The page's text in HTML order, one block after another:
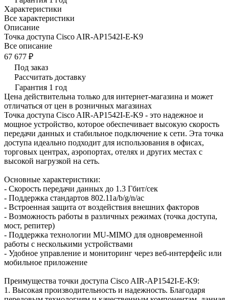
Характеристики
Все характеристики
Описание
Точка доступа Cisco AIR-AP1542I-E-K9
Все описание
67 677 ₽
Под заказ
Рассчитать доставку
Гарантия 1 год
Цена действительна только для интернет-магазина и может
отличаться от цен в розничных магазинах
Точка доступа Cisco AIR-AP1542I-E-K9 - это надежное и
мощное устройство, которое обеспечивает высокую скорость
передачи данных и стабильное подключение к сети. Эта точка
доступа идеально подходит для использования в офисах,
торговых центрах, аэропортах, отелях и других местах с
высокой нагрузкой на сеть.
Основные характеристики:
- Скорость передачи данных до 1.3 Гбит/сек
- Поддержка стандартов 802.11a/b/g/n/ac
- Встроенная защита от воздействия внешних факторов
- Возможность работы в различных режимах (точка доступа,
мост, репитер)
- Поддержка технологии MU-MIMO для одновременной
работы с несколькими устройствами
- Удобное управление и мониторинг через веб-интерфейс или
мобильное приложение
Преимущества точки доступа Cisco AIR-AP1542I-E-K9:
1. Высокая производительность и надежность. Благодаря